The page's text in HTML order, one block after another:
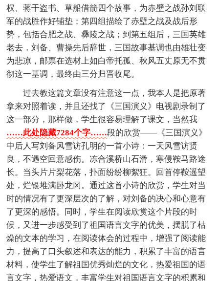
权、蒋干盗书、草船借箭四个故事，为赤壁之战孙刘联
军的战胜作好铺垫；第四组描绘了赤壁之战及战后形
势，包括合肥之战、彝陵之战；到第五组后，三国英雄
老去，刘备、曹操先后辞世，三国故事基调也由雄壮变
为悲凉，邮票在选材上如白帝托孤、秋风五丈原无不贯
彻这一基调，最终由三分归晋收尾。
过去教这篇文章没有注意这一点，我本人是把原著
拿来对照着读，并且还找了《三国演义》电视剧录制了
这一部分，那样做，学生很容易理解了课文，当然我
……此处隐藏7284个字……段的欣赏——《三国演义》
中后人写刘备风雪访孔明的一首小诗：一天风雪访贤
良，不遇空回意感伤。冻合溪桥山石滑，寒侵鞍马路途
长。当头片片梨花落，扑面纷纷柳絮狂。回首停鞍遥望
处，烂银堆满卧龙冈。通过这首小诗的欣赏，学生对当
时的情况有了更深层次的了解，对刘备的决心和心意有
了更深的感悟。同时，学生在阅读欣赏这个片段的时
候，又进一步感受到了祖国语言文字的优美，摆脱了枯
燥的文本的学习，在阅读体会的过程中，增强了阅读能
力，提高了口头叙述和表达的能力，积累了丰富的语言
材料，使学生了解祖国优秀灿烂的文化，热爱祖国的语
言文字，热爱语文，丰富学生对祖国语言文字的积累和